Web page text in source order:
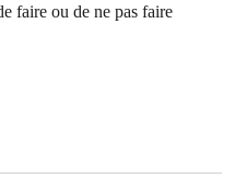
faire ou de ne pas faire